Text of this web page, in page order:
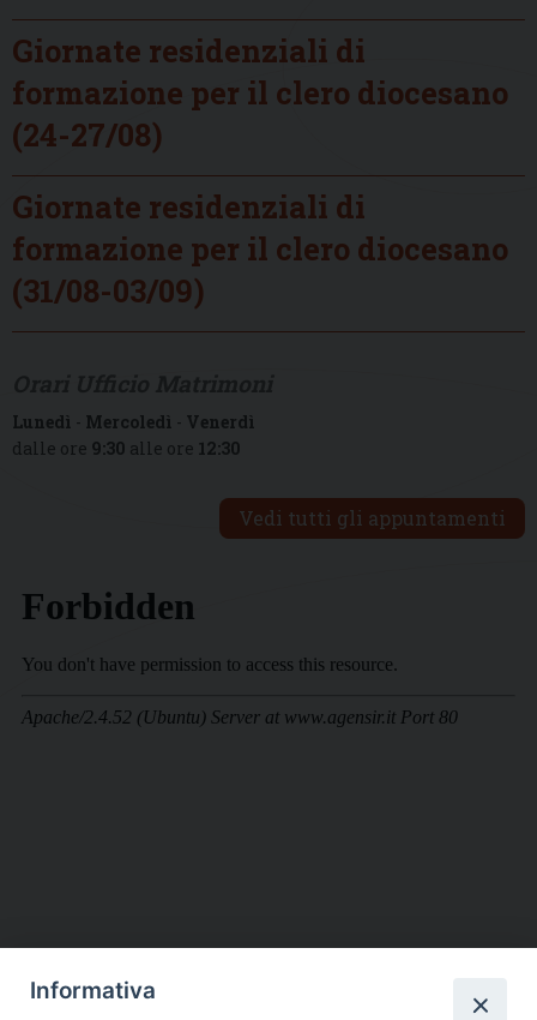
Giornate residenziali di
formazione per il clero diocesano
(24-27/08)
Giornate residenziali di
formazione per il clero diocesano
(31/08-03/09)
Lunedì - Mercoledì - Venerdì
dalle ore 9:30 alle ore 12:30
Vedi tutti gli appuntamenti
DIOCESI SUBURBICARIA DI ALBANO
Informativa